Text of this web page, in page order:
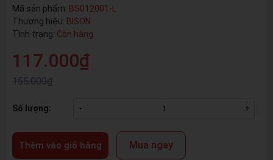
Mã sản phẩm: BS012001-L
Thương hiệu: BISON
Tình trạng: Còn hàng
117.000₫
155.000₫
Số lượng: - +
Thêm vào giỏ hàng Mua ngay